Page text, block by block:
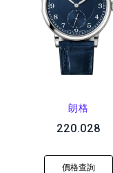
朗格
220.028
價格查詢